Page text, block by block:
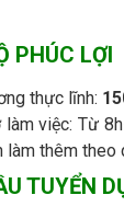
PHÚC LỢI
thực lĩnh:
làm việc: Từ
làm thêm theo
TUYỂN